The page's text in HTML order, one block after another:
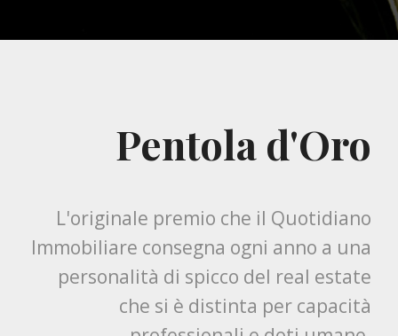
Pentola d'Oro
L'originale premio che il Quotidiano
Immobiliare consegna ogni anno a una
personalità di spicco del real estate
che si è distinta per capacità